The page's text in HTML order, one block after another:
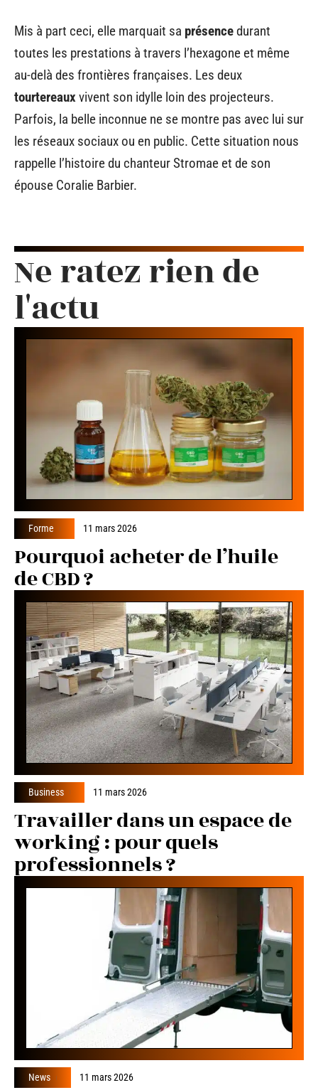
Mis à part ceci, elle marquait sa présencedurant
toutes les prestations à travers l’hexagone et même
au-delà des frontières françaises. Les deux
tourtereauxvivent son idylle loin des projecteurs.
Parfois, la belle inconnue ne se montre pas avec lui sur
les réseaux sociaux ou en public. Cette situation nous
rappelle l’histoire du chanteur Stromae et de son
épouse Coralie Barbier.
Ne ratez rien de
l'actu
Forme 11 mars 2026
Pourquoi acheter de l’huile
de CBD ?
Business 11 mars 2026
Travailler dans un espace de
working : pour quels
professionnels ?
News 11 mars 2026